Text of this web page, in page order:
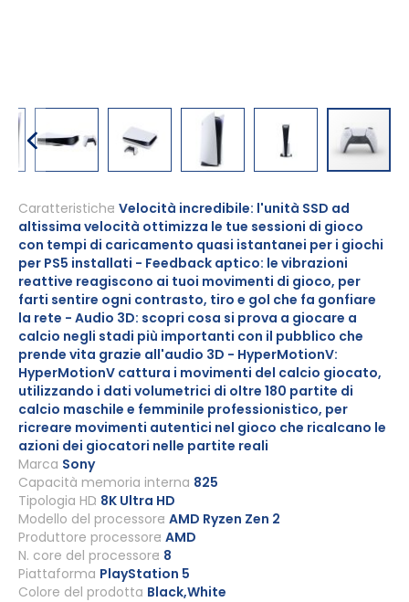
all'inizio
della
galleria
di
immagini
Marca Sony
Caratteristiche Velocità incredibile: l'unità SSD ad
altissima velocità ottimizza le tue sessioni di gioco
con tempi di caricamento quasi istantanei per i giochi
per PS5 installati - Feedback aptico: le vibrazioni
reattive reagiscono ai tuoi movimenti di gioco, per
farti sentire ogni contrasto, tiro e gol che fa gonfiare
la rete - Audio 3D: scopri cosa si prova a giocare a
calcio negli stadi più importanti con il pubblico che
prende vita grazie all'audio 3D - HyperMotionV:
HyperMotionV cattura i movimenti del calcio giocato,
utilizzando i dati volumetrici di oltre 180 partite di
calcio maschile e femminile professionistico, per
ricreare movimenti autentici nel gioco che ricalcano le
azioni dei giocatori nelle partite reali
Capacità memoria interna 825
Colore del prodotto Black,White
Tipologia HD 8K Ultra HD
Modello del processore AMD Ryzen Zen 2
Produttore processore AMD
N. core del processore 8
Piattaforma PlayStation 5